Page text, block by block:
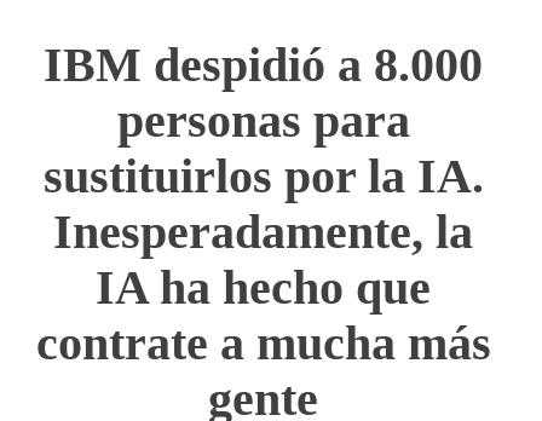
IBM despidió a 8.000
personas para
sustituirlos por la IA.
Inesperadamente, la
IA ha hecho que
contrate a mucha más
gente